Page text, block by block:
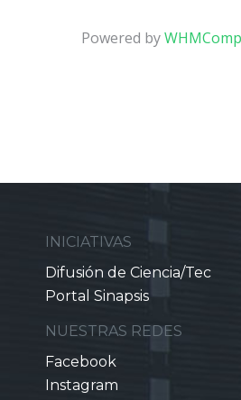
Powered by
INICIATIVAS
Difusión de Ciencia/Tec
Portal Sinapsis
NUESTRAS REDES
Facebook
Instagram